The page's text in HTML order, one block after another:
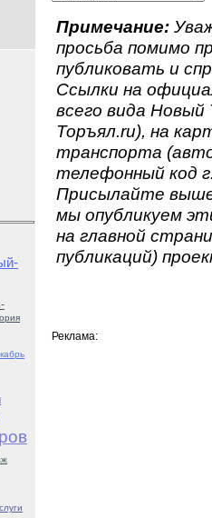
Примечание:
просьба помимо
публиковать и
Ссылки на
всего вида
Торъял.ru), на
транспорта
телефонный код
Присылайте
мы опубликуем
на главной
публикаций)
Реклама: